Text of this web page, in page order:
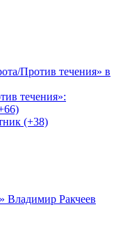
Против течения» в
течения»:
(+38)